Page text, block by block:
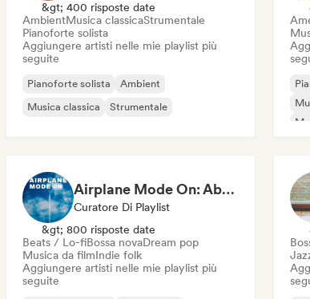
&gt; 400 risposte date
AmbientMusica classicaStrumentale
Pianoforte solista
Aggiungere artisti nelle mie playlist più
seguite
Pianoforte solista
Ambient
Musica classica
Strumentale
Airplane Mode On: Above the Clouds
Curatore Di Playlist
&gt; 800 risposte date
Beats / Lo-fiBossa novaDream pop
Musica da filmIndie folk
Aggiungere artisti nelle mie playlist più
seguite